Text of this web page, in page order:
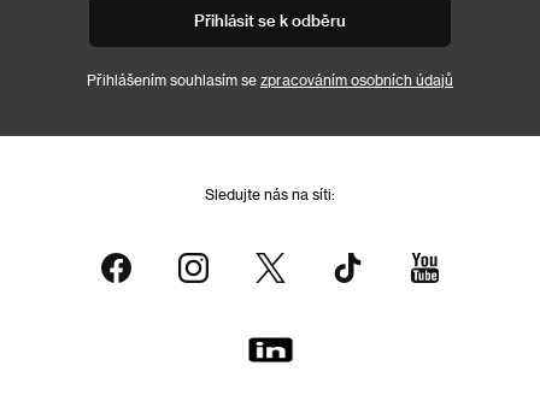
Přihlásit se k odběru
Přihlášením souhlasím se zpracováním osobních údajů
Sledujte nás na síti: